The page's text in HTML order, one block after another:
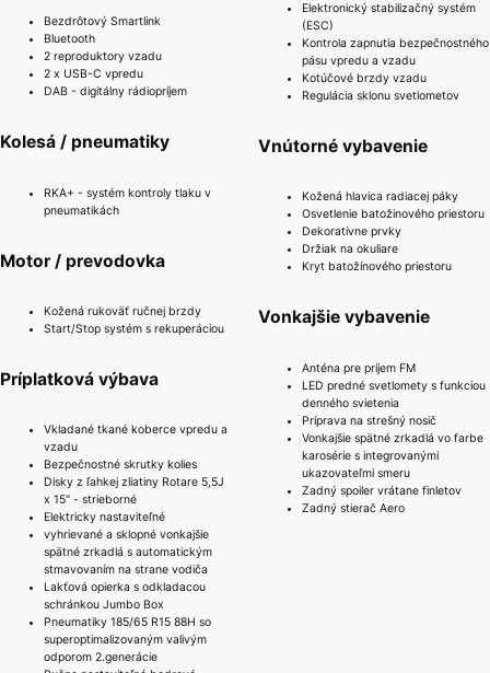
Bezdrôtový Smartlink
Bluetooth
2 reproduktory vzadu
2 x USB-C vpredu
DAB - digitálny rádiopríjem
Kolesá / pneumatiky
RKA+ - systém kontroly tlaku v
pneumatikách
Motor / prevodovka
Kožená rukoväť ručnej brzdy
Start/Stop systém s rekuperáciou
Príplatková výbava
Vkladané tkané koberce vpredu a
vzadu
Bezpečnostné skrutky kolies
Disky z ľahkej zliatiny Rotare 5,5J
x 15" - strieborné
Elektricky nastaviteľné
vyhrievané a sklopné vonkajšie
spätné zrkadlá s automatickým
stmavovaním na strane vodiča
Lakťová opierka s odkladacou
schránkou Jumbo Box
Pneumatiky 185/65 R15 88H so
superoptimalizovaným valivým
odporom 2.generácie
Elektronický stabilizačný systém
(ESC)
Kontrola zapnutia bezpečnostného
pásu vpredu a vzadu
Kotúčové brzdy vzadu
Regulácia sklonu svetlometov
Vnútorné vybavenie
Kožená hlavica radiacej páky
Osvetlenie batožinového priestoru
Dekoratívne prvky
Držiak na okuliare
Kryt batožínového priestoru
Vonkajšie vybavenie
Anténa pre príjem FM
LED predné svetlomety s funkciou
denného svietenia
Príprava na strešný nosič
Vonkajšie spätné zrkadlá vo farbe
karosérie s integrovanými
ukazovateľmi smeru
Zadný spoiler vrátane finletov
Zadný stierač Aero